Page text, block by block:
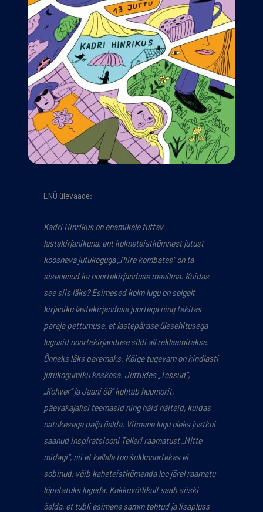
ENÜ ülevaade:
Kadri Hinrikus on enamikele tuttav
lastekirjanikuna, ent kolmeteistkümnest jutust
koosneva jutukoguga „Piire kombates“ on ta
sisenenud ka noortekirjanduse maailma. Kuidas
see siis läks? Esimesed kolm lugu on selgelt
kirjaniku lastekirjanduse juurtega ning tekitas
paraja pettumuse, et lastepärase ülesehitusega
lugusid noortekirjanduse sildi all reklaamitakse.
Õnneks läks paremaks. Kõige tugevam on kindlasti
jutukogumiku keskosa. Juttudes „Tossud“,
„Kohver“ ja Jaani öö“ kohtab huumorit,
päevakajalisi teemasid ning häid näiteid, kuidas
natukesega palju öelda. Viimane lugu oleks justkui
saanud inspiratsiooni Telleri raamatust „Mitte
midagi“, nii et kellele too šokknoortekas ei
sobinud, võib kaheteistkümenda loo järel raamatu
lõpetatuks lugeda. Kokkuvõtlikult saab siiski
öelda, et tubli esimene samm tehtud ja lisapluss